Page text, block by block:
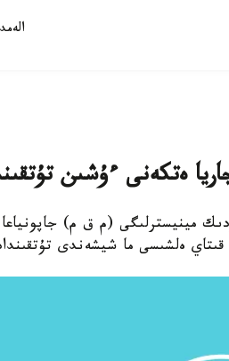
ەتكەنى ءۇشىن
مينيسترلىگى (م ق م)
ەلشىسى ما شيشەندى